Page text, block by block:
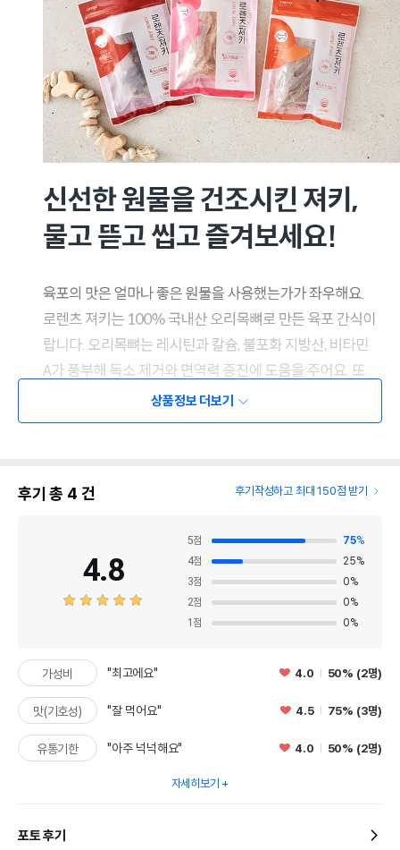
상품정보 더보기
후기 총 4 건 후기작성하고 최대 150점 받기
4.8
5점 75%
4점 25%
3점 0%
2점 0%
1 점 0%
가성비 "최고에요" 4.0 50% (2명)
맛(기호성) "잘 먹어요" 4.5 75% (3명)
유통기한 "아주 넉넉해요" 4.0 50% (2명)
자세히보기
포토 후기